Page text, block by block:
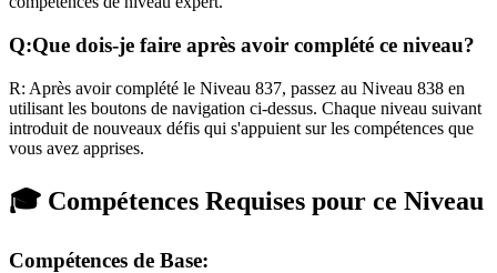
Q:Que dois-je faire après avoir complété ce niveau?
R: Après avoir complété le Niveau 837, passez au Niveau 838 en
utilisant les boutons de navigation ci-dessus. Chaque niveau suivant
introduit de nouveaux défis qui s'appuient sur les compétences que
vous avez apprises.
🎓 Compétences Requises pour ce Niveau
Compétences de Base: